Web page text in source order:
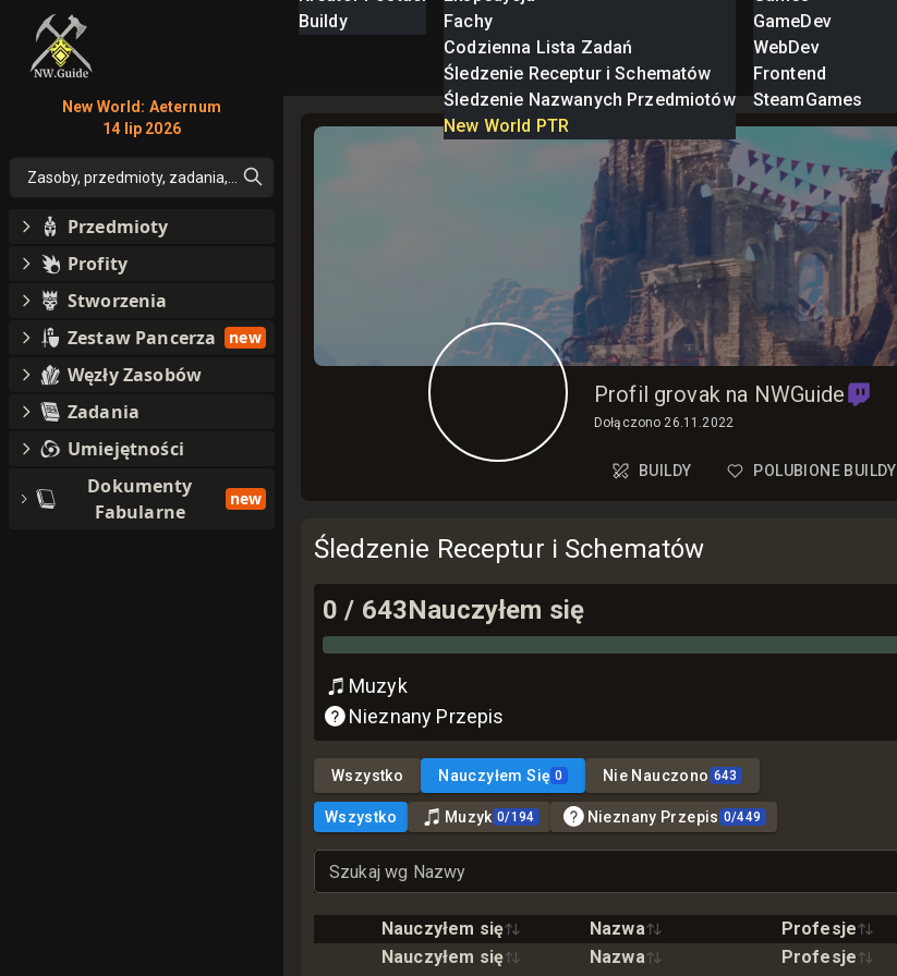
Buildy
Fachy
Codzienna Lista Zadań
Śledzenie Receptur i Schematów
Śledzenie Nazwanych Przedmiotów
New World PTR
GameDev
WebDev
Frontend
SteamGames
Profil grovak na NWGuide
Dołączono 26.11.2022
BUILDY POLUBIONE BUILDY
Śledzenie Receptur i Schematów
0 / 643Nauczyłem się
Muzyk
Nieznany Przepis
Wszystko Nauczyłem Się 0 Nie Nauczono 643
Wszystko Muzyk 0/194 Nieznany Przepis 0/449
Szukaj wg Nazwy
Nauczyłem się Nazwa Profesje
Nauczyłem się
Nazwa Profesje
New World: Aeternum
14 lip 2026
Zasoby, przedmioty, zadania, moby, perki, umiejętności
Przedmioty
Profity
Stworzenia
Zestaw Pancerza
new
Węzły Zasobów
Zadania
Umiejętności
Dokumenty
Fabularne
new